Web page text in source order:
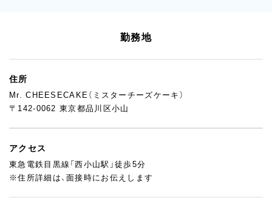
勤務地
住所
Mr. CHEESECAKE（ミスターチーズケーキ）
〒142-0062 東京都品川区小山
アクセス
東急電鉄目黒線「西小山駅」徒歩5分
※住所詳細は、面接時にお伝えします